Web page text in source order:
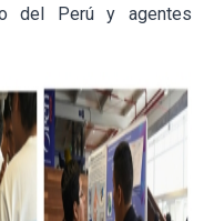
del Perú y agentes